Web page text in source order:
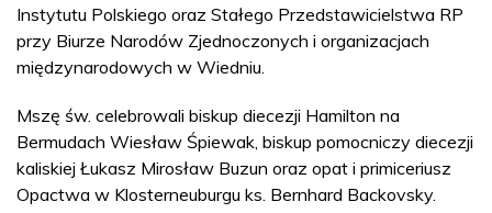
Instytutu Polskiego oraz Stałego Przedstawicielstwa RP
przy Biurze Narodów Zjednoczonych i organizacjach
międzynarodowych w Wiedniu.
Mszę św. celebrowali biskup diecezji Hamilton na
Bermudach Wiesław Śpiewak, biskup pomocniczy diecezji
kaliskiej Łukasz Mirosław Buzun oraz opat i primiceriusz
Opactwa w Klosterneuburgu ks. Bernhard Backovsky.